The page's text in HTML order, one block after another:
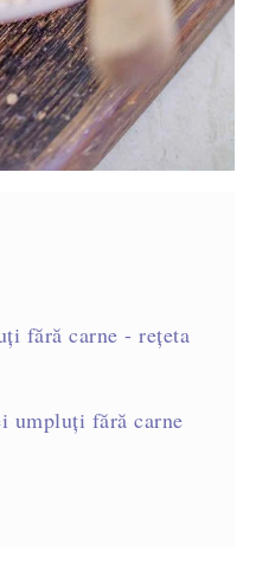
fără carne - rețeta
umpluți fără carne